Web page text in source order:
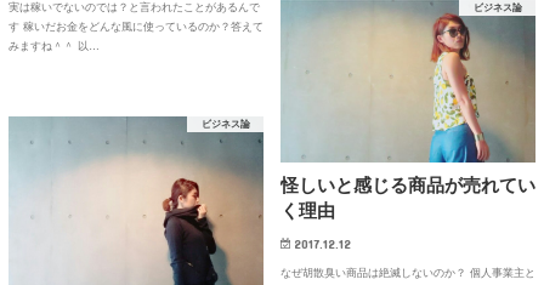
実は稼いでないのでは？と言われたことがあるんで
す 稼いだお金をどんな風に使っているのか？答えて
みますね＾＾ 以…
ビジネス論
怪しいと感じる商品が売れてい
く理由
2017.12.12
なぜ胡散臭い商品は絶滅しないのか？ 個人事業主と
ビジネス論